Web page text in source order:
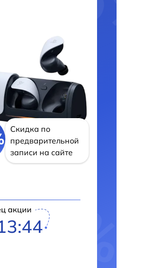
Скидка по
предварительной
записи на сайте
акции